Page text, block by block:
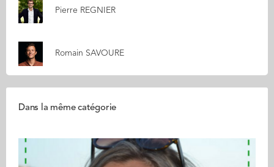
Pierre REGNIER
Romain SAVOURE
Dans la même catégorie